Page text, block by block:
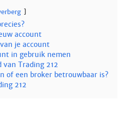
account
je account
in gebruik nemen
van Trading 212
of een broker betrouwbaar is?
212